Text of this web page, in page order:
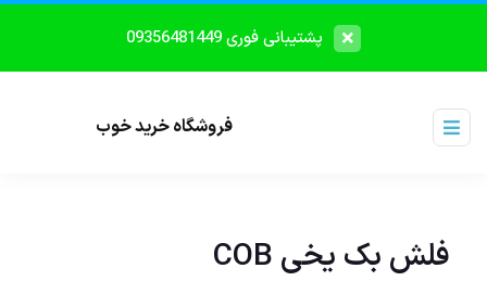
پشتیبانی فوری 09356481449
فروشگاه خرید خوب
فلش بک یخی COB